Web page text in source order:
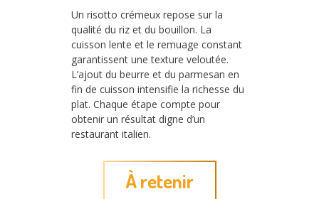
Un risotto crémeux repose sur la
qualité du riz et du bouillon. La
cuisson lente et le remuage constant
garantissent une texture veloutée.
L’ajout du beurre et du parmesan en
fin de cuisson intensifie la richesse du
plat. Chaque étape compte pour
obtenir un résultat digne d’un
restaurant italien.
À retenir